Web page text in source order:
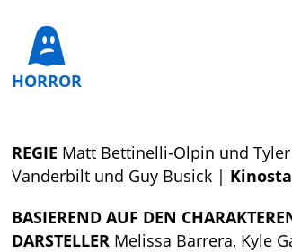
HORROR
REGIE Matt Bettinelli-Olpin und
Vanderbilt und Guy Busick |
BASIEREND AUF DEN
DARSTELLER Melissa Barrera, Kyle